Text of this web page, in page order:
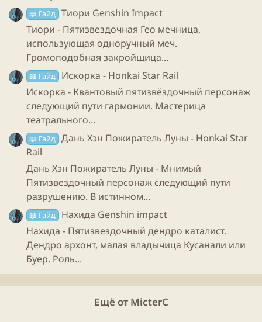
нужно набрать как можно больше
приступим к изучению конусов и реликвий.
Конусы:
Пятизвездочные варианты:
“Ночь страха”
“Время никого не ждёт”
- неплохая
альтернатива “ночи страха”.
Четырёхзвёздочные варианты:
“Беседа после операции”
- лучший
четырехзвездочный вариант.
- неплохая альтернатива
📖 Гайд Тиори Genshin Impact
Тиори - Пятизвездочная Гео мечница,
использующая одноручный меч.
Громоподобная закройщица...
📖 Гайд
Искорка - Honkai Star Rail
Искорка - Квантовый пятизвёздочный персонаж
следующий пути гармонии. Мастерица
театрального...
📖 Гайд Дань Хэн Пожиратель Луны - Honkai Star
Rail
Дань Хэн Пожиратель Луны - Мнимый
Пятизвездочный персонаж следующий пути
разрушению. В истинном...
📖 Гайд
Нахида Genshin impact
Нахида - Пятизвездочный дендро каталист.
Дендро архонт, малая владычица Кусанали или
Буер. Роль...
Ещё от MicterC